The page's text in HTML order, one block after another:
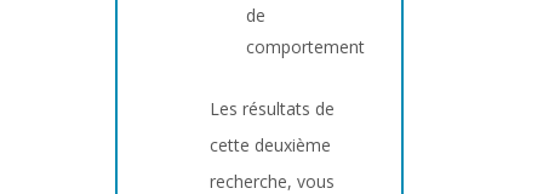
de
comportement
Les résultats de
cette deuxième
recherche, vous